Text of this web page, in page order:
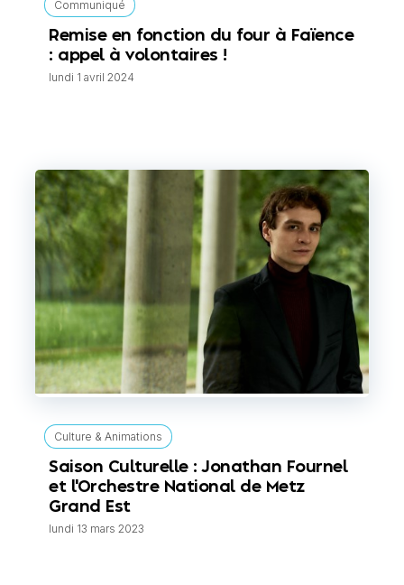
Communiqué
Remise en fonction du four à Faïence
: appel à volontaires !
lundi 1 avril 2024
Culture & Animations
Saison Culturelle : Jonathan Fournel
et l'Orchestre National de Metz
Grand Est
lundi 13 mars 2023